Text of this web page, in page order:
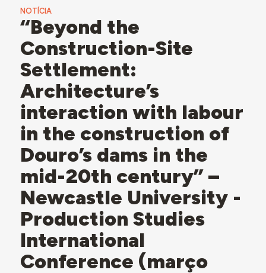
NOTÍCIA
“Beyond the
Construction-Site
Settlement:
Architecture’s
interaction with labour
in the construction of
Douro’s dams in the
mid-20th century” –
Newcastle University -
Production Studies
International
Conference (março